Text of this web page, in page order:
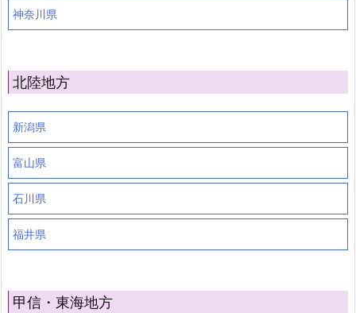
神奈川県
北陸地方
新潟県
富山県
石川県
福井県
甲信・東海地方